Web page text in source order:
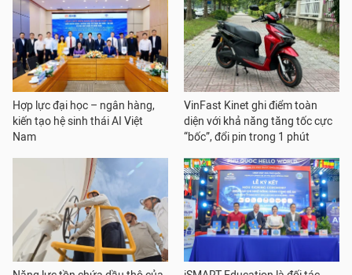
Hợp lực đại học – ngân hàng,
kiến tạo hệ sinh thái AI Việt
Nam
VinFast Kinet ghi điểm toàn
diện với khả năng tăng tốc cực
“bốc”, đổi pin trong 1 phút